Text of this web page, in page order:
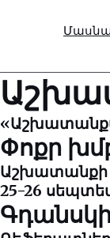
Փոքր
Աշխատանքի
25-26